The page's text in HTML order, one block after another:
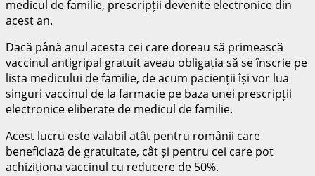
medicul de familie, prescripții devenite electronice din
acest an.
Dacă până anul acesta cei care doreau să primească
vaccinul antigripal gratuit aveau obligația să se înscrie pe
lista medicului de familie, de acum pacienții își vor lua
singuri vaccinul de la farmacie pe baza unei prescripții
electronice eliberate de medicul de familie.
Acest lucru este valabil atât pentru românii care
beneficiază de gratuitate, cât și pentru cei care pot
achiziționa vaccinul cu reducere de 50%.